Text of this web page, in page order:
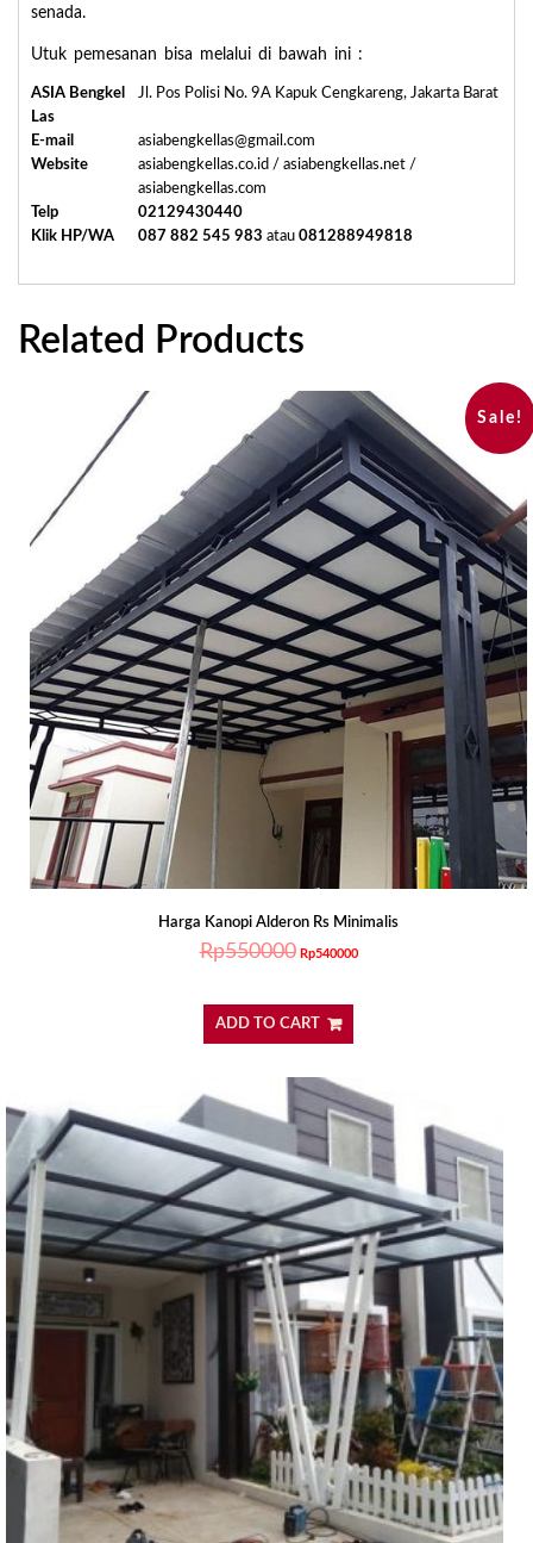
senada.
Utuk pemesanan bisa melalui di bawah ini :
ASIA Bengkel
Las
Jl. Pos Polisi No. 9A Kapuk Cengkareng, Jakarta Barat
E-mail
asiabengkellas@gmail.com
Website
asiabengkellas.co.id / asiabengkellas.net /
asiabengkellas.com
Telp
02129430440
Klik HP/WA
087 882 545 983 atau 081288949818
Related Products
Sale!
Harga Kanopi Alderon Rs Minimalis
Rp550000 Rp540000
ADD TO CART